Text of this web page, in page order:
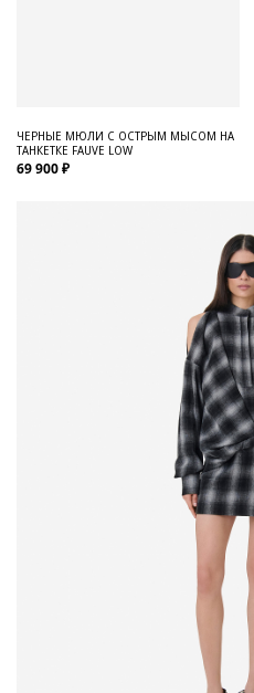
ЧЕРНЫЕ МЮЛИ С ОСТРЫМ МЫСОМ НА
ТАНКЕТКЕ FAUVE LOW
69 900 ₽